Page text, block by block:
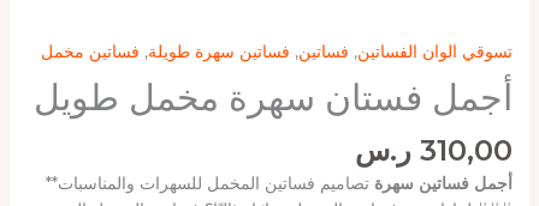
تسوقي الوان الفساتين, فساتين, فساتين سهرة طويلة, فساتين مخمل
أجمل فستان سهرة مخمل طويل
310,00 ر.س
أجمل فساتين سهرة تصاميم فساتين المخمل للسهرات والمناسبات**